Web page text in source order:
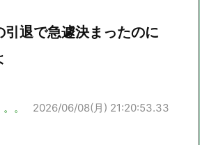
引退で急遽決まったのに
。 2026/06/08(月) 21:20:53.33